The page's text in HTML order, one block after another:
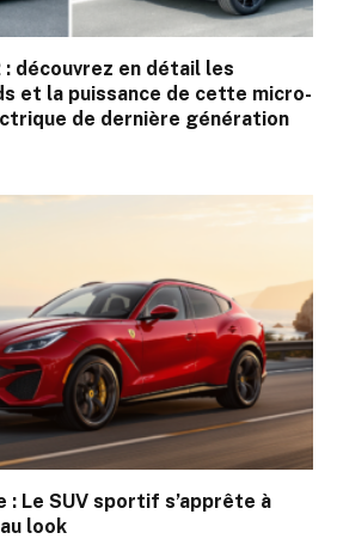
découvrez en détail les
et la puissance de cette micro-
de dernière génération
: Le SUV sportif s’apprête à
look